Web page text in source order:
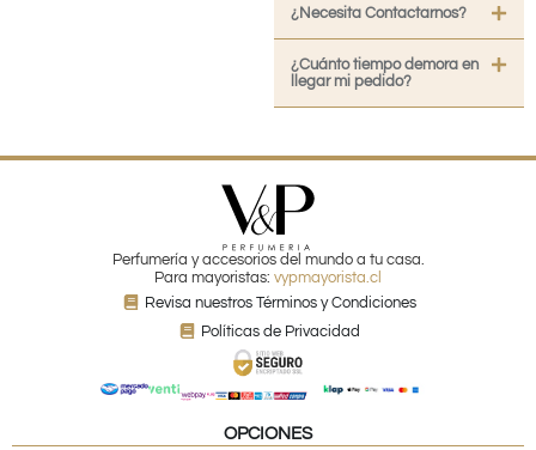
¿Necesita Contactarnos?
¿Cuánto tiempo demora en
llegar mi pedido?
Perfumería y accesorios del mundo a tu casa.
Para mayoristas: vypmayorista.cl
Revisa nuestros Términos y Condiciones
Políticas de Privacidad
OPCIONES